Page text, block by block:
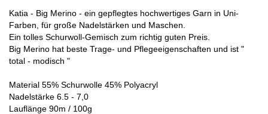
Katia - Big Merino - ein gepflegtes hochwertiges Garn in Uni-
Farben, für große Nadelstärken und Maschen.
Ein tolles Schurwoll-Gemisch zum richtig guten Preis.
Big Merino hat beste Trage- und Pflegeeigenschaften und ist "
total - modisch "
Material 55% Schurwolle 45% Polyacryl
Nadelstärke 6.5 - 7,0
Lauflänge 90m / 100g